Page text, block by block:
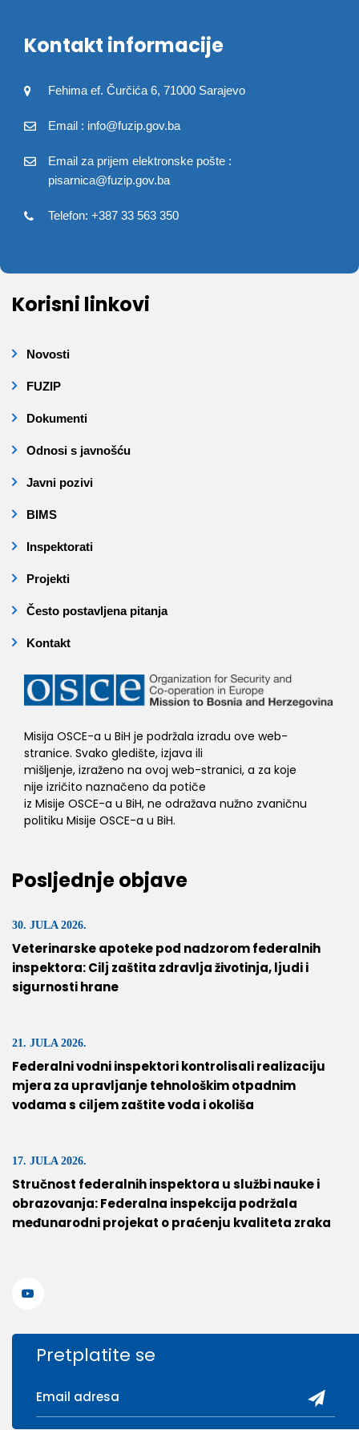
Kontakt informacije
Fehima ef. Čurčića 6, 71000 Sarajevo
Email : info@fuzip.gov.ba
Email za prijem elektronske pošte :
pisarnica@fuzip.gov.ba
Telefon: +387 33 563 350
Korisni linkovi
Novosti
FUZIP
Dokumenti
Odnosi s javnošću
Javni pozivi
BIMS
Inspektorati
Projekti
Često postavljena pitanja
Kontakt
Misija OSCE-a u BiH je podržala izradu ove web-
stranice. Svako gledište, izjava ili
mišljenje, izraženo na ovoj web-stranici, a za koje
nije izričito naznačeno da potiče
iz Misije OSCE-a u BiH, ne odražava nužno zvaničnu
politiku Misije OSCE-a u BiH.
Posljednje objave
30. JULA 2026.
Veterinarske apoteke pod nadzorom federalnih
inspektora: Cilj zaštita zdravlja životinja, ljudi i
sigurnosti hrane
21. JULA 2026.
Federalni vodni inspektori kontrolisali realizaciju
mjera za upravljanje tehnološkim otpadnim
vodama s ciljem zaštite voda i okoliša
17. JULA 2026.
Stručnost federalnih inspektora u službi nauke i
obrazovanja: Federalna inspekcija podržala
međunarodni projekat o praćenju kvaliteta zraka
Pretplatite se